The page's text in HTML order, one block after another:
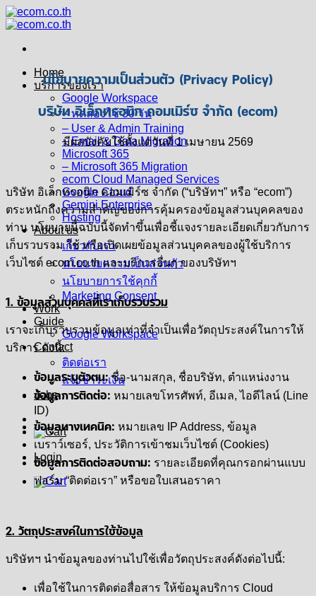
Skip
to
Home
บริการของเรา
Google Workspace
– ทดลองใช้ 30 วัน
– User & Admin Training
– Email & Data Migration
Microsoft 365
– Microsoft 365 Migration
ecom Cloud Managed Services
Google Cloud
Gemini Enterprise
Hosting
About us
เกี่ยวกับเรา
นโยบายความเป็นส่วนตัว
นโยบายการใช้คุกกี้
Marketing Consent
Work
Guide
Google Workspace
Contact
ติดต่อเรา
แจ้งชำระเงิน
Jobs
Login
นโยบายความเป็นส่วนตัว (Privacy Policy)
บริษัท อิเล็กทรอนิก คอมเมิร์ซ จำกัด (ecom)
มีผลบังคับใช้ตั้งแต่วันที่ 1 เมษายน 2569
บริษัท อิเล็กทรอนิก คอมเมิร์ซ จำกัด (“บริษัทฯ” หรือ “ecom”)
ตระหนักถึงความสำคัญของการคุ้มครองข้อมูลส่วนบุคคลของ
ท่าน นโยบายนี้ฉบับนี้จัดทำขึ้นเพื่อชี้แจงรายละเอียดเกี่ยวกับการ
เก็บรวบรวม ใช้ หรือเปิดเผยข้อมูลส่วนบุคคลของผู้ใช้บริการ
เว็บไซต์ ecom.co.th และบริการอื่นๆ ของบริษัทฯ
1. ข้อมูลส่วนบุคคลที่เราเก็บรวบรวม
เราจะเก็บรวบรวมข้อมูลเท่าที่จำเป็นเพื่อวัตถุประสงค์ในการให้
บริการ ดังนี้:
ข้อมูลระบุตัวตน:ชื่อ-นามสกุล, ชื่อบริษัท, ตำแหน่งงาน
ข้อมูลการติดต่อ: หมายเลขโทรศัพท์, อีเมล, ไอดีไลน์ (Line
ID)
ข้อมูลทางเทคนิค: หมายเลข IP Address, ข้อมูล
เบราว์เซอร์, ประวัติการเข้าชมเว็บไซต์ (Cookies)
ข้อมูลการติดต่อสอบถาม: รายละเอียดที่คุณกรอกผ่านแบบ
ฟอร์ม “ติดต่อเรา” หรือขอใบเสนอราคา
2. วัตถุประสงค์ในการใช้ข้อมูล
บริษัทฯ นำข้อมูลของท่านไปใช้เพื่อวัตถุประสงค์ดังต่อไปนี้:
เพื่อใช้ในการติดต่อสื่อสาร ให้ข้อมูลบริการ Cloud